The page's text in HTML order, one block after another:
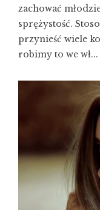
zachować
sprężystość.
przynieść wiele
robimy to we wł...